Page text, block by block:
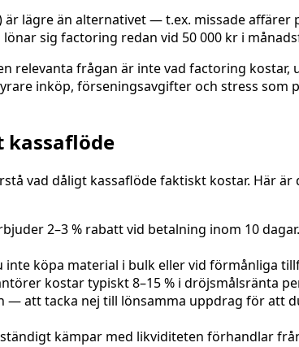
lägre än alternativet — t.ex. missade
sig factoring redan vid 50 000 kr i
frågan är inte vad factoring
inköp, förseningsavgifter och stress
kassaflöde
vad dåligt kassaflöde faktiskt kostar. Här
2–3 % rabatt vid betalning inom 10
inte köpa material i bulk eller vid förmånliga
kostar typiskt 8–15 % i dröjsmålsränta
— att tacka nej till lönsamma uppdrag för att
kämpar med likviditeten förhandlar